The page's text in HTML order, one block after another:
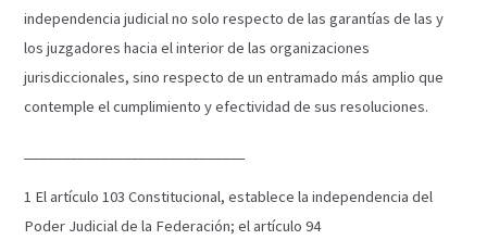
independencia judicial no solo respecto de las garantías de las y
los juzgadores hacia el interior de las organizaciones
jurisdiccionales, sino respecto de un entramado más amplio que
contemple el cumplimiento y efectividad de sus resoluciones.
1 El artículo 103 Constitucional, establece la independencia del
Poder Judicial de la Federación; el artículo 94